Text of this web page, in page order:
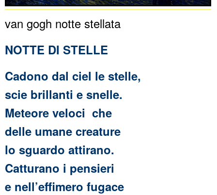
van gogh notte stellata
NOTTE DI STELLE
Cadono dal ciel le stelle,
scie brillanti e snelle.
Meteore veloci che
delle umane creature
lo sguardo attirano.
Catturano i pensieri
e nell’effimero fugace